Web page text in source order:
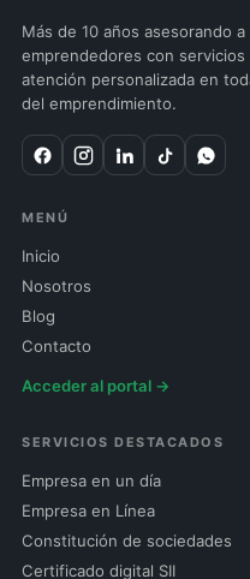
Más de 10 años asesorando
emprendedores con servicios
atención personalizada en
del emprendimiento.
MENÚ
Inicio
Nosotros
Blog
Contacto
Acceder al portal →
SERVICIOS DESTACADOS
Empresa en un día
Empresa en Línea
Constitución de sociedades
Certificado digital SII